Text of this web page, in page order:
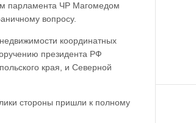
парламента ЧР Магомедом
вопросу.
координатных
президента РФ
края, и Северной
стороны пришли к полному